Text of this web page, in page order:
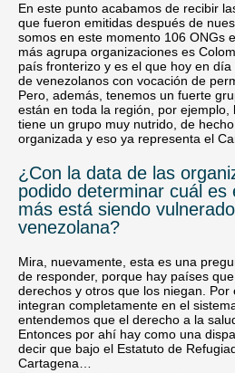
En este punto acabamos de recibir
que fueron emitidas después de
somos en este momento 106 ONGs
más agrupa organizaciones es
país fronterizo y es el que hoy en
de venezolanos con vocación de
Pero, además, tenemos un fuerte
están en toda la región, por ejemplo,
tiene un grupo muy nutrido, de
organizada y eso ya representa el
¿Con la data de las
podido determinar cuál es
más está siendo
venezolana?
Mira, nuevamente, esta es una
de responder, porque hay países
derechos y otros que los niegan.
integran completamente en el
entendemos que el derecho a la
Entonces por ahí hay como una
decir que bajo el Estatuto de
Cartagena…